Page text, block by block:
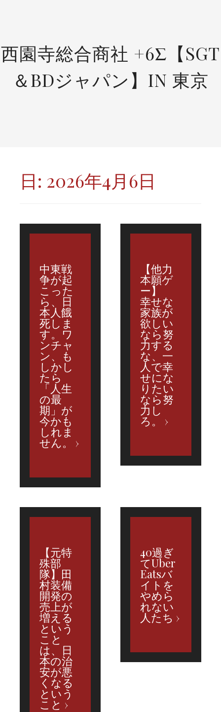
西園寺総合商社 +6Σ【SGT
＆BDジャパン】IN 東京
日: 2026年4月6日
中東戦
争が起
こった
ら、日
本人餓
死しま
す。ワ
ンチャ
ン、も
しかし
たら
「人生
の最
期」が
今かも
しれま
せん。
【他力
本願ゲ
ー】
幸せな
家族が
欲しい
なら努
力する
な、一
人で幸
せにな
りたい
なら努
力し
ろ。
【元特
殊部
隊】田
村装備
開発の
売上が
増える
という
こと
は、日
本の治
安が悪
くなる
という
こと
40過ぎ
てUber
Eatsバ
イトを
やめら
れない
人たち